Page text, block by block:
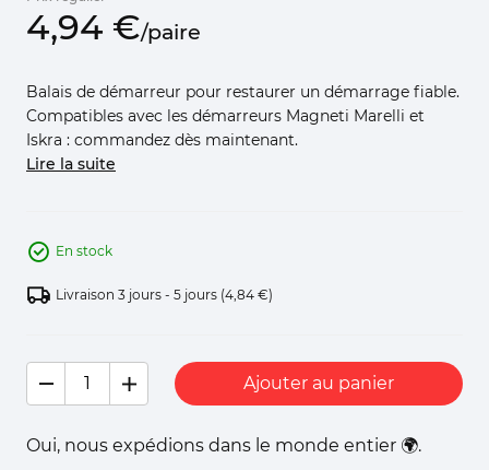
4,94 €/paire
Balais de démarreur pour restaurer un démarrage fiable.
Compatibles avec les démarreurs Magneti Marelli et
Iskra : commandez dès maintenant.
Lire la suite
En stock
Livraison 3 jours - 5 jours (4,84 €)
Ajouter au panier
Oui, nous expédions dans le monde entier 🌍.